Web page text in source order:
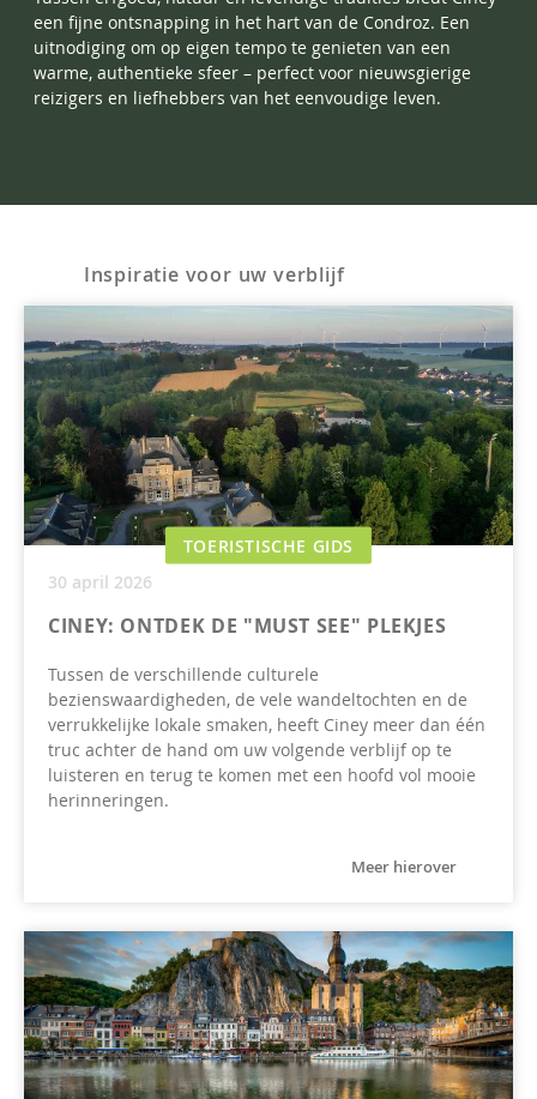
een fijne ontsnapping in het hart van de Condroz. Een
uitnodiging om op eigen tempo te genieten van een
warme, authentieke sfeer – perfect voor nieuwsgierige
reizigers en liefhebbers van het eenvoudige leven.
Inspiratie voor uw verblijf
TOERISTISCHE GIDS
30 april 2026
CINEY: ONTDEK DE "MUST SEE" PLEKJES
Tussen de verschillende culturele
bezienswaardigheden, de vele wandeltochten en de
verrukkelijke lokale smaken, heeft Ciney meer dan één
truc achter de hand om uw volgende verblijf op te
luisteren en terug te komen met een hoofd vol mooie
herinneringen.
Meer hierover